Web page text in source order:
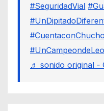
#SeguridadVial
#CuentaconChucho
♬ sonido original -